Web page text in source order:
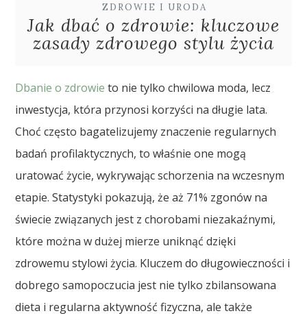
ZDROWIE I URODA
Jak dbać o zdrowie: kluczowe
zasady zdrowego stylu życia
Dbanie o zdrowie to nie tylko chwilowa moda, lecz
inwestycja, która przynosi korzyści na długie lata.
Choć często bagatelizujemy znaczenie regularnych
badań profilaktycznych, to właśnie one mogą
uratować życie, wykrywając schorzenia na wczesnym
etapie. Statystyki pokazują, że aż 71% zgonów na
świecie związanych jest z chorobami niezakaźnymi,
które można w dużej mierze uniknąć dzięki
zdrowemu stylowi życia. Kluczem do długowieczności i
dobrego samopoczucia jest nie tylko zbilansowana
dieta i regularna aktywność fizyczna, ale także